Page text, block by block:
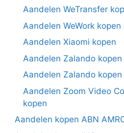
Aandelen WeTransfer
Aandelen WeWork kopen
Aandelen Xiaomi kopen
Aandelen Zalando kopen
Aandelen Zalando kopen
Aandelen Zoom Video
kopen
Aandelen kopen ABN